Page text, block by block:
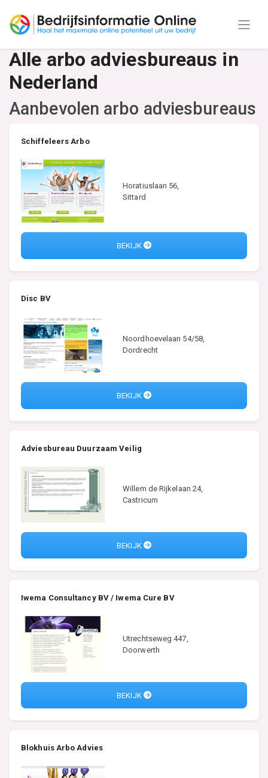
Alle arbo adviesbureaus in
Nederland
Aanbevolen arbo adviesbureaus
Schiffeleers Arbo
Horatiuslaan 56,
Sittard
BEKIJK
Disc BV
Noordhoevelaan 54/58,
Dordrecht
BEKIJK
Adviesbureau Duurzaam Veilig
Willem de Rijkelaan 24,
Castricum
BEKIJK
Iwema Consultancy BV / Iwema Cure BV
Utrechtseweg 447,
Doorwerth
BEKIJK
Blokhuis Arbo Advies